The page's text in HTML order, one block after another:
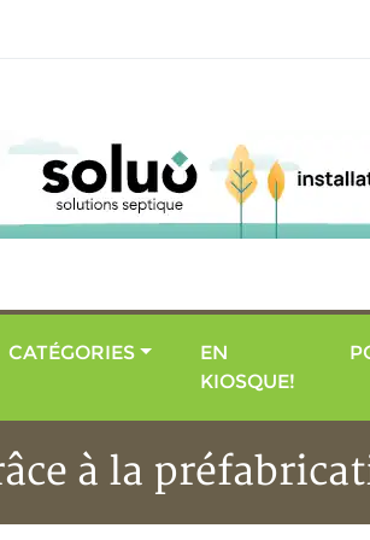
CATÉGORIES
EN
KIOSQUE!
à la